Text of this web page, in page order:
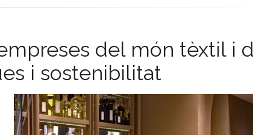
del món tèxtil i
i sostenibilitat